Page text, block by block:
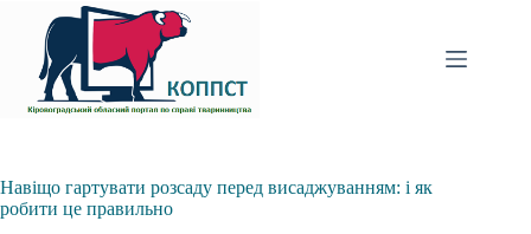
вмісту
Навіщо гартувати розсаду перед висаджуванням: і як
робити це правильно